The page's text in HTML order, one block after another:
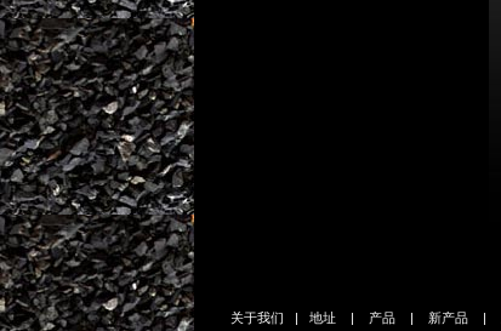
关于我们 地址 产品 新产品